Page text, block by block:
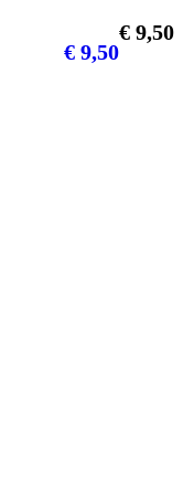
€ 9,50
€ 9,50